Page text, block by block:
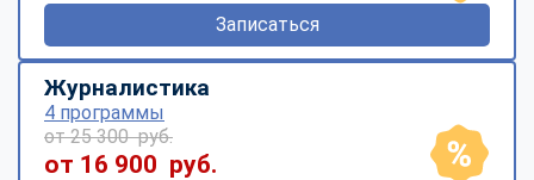
Записаться
Журналистика
4 программы
от 25 300 руб.
от 16 900 руб.